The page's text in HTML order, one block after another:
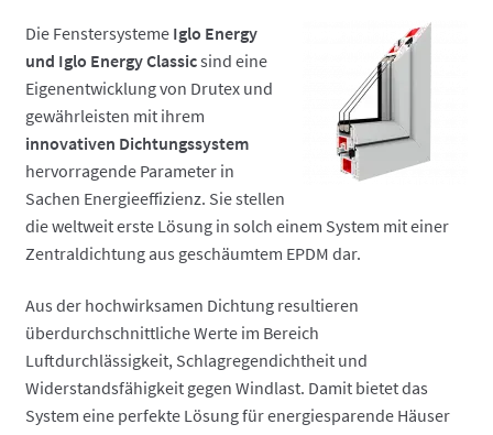
Die Fenstersysteme Iglo Energy
und Iglo Energy Classicsind eine
Eigenentwicklung von Drutex und
gewährleisten mit ihrem
innovativen Dichtungssystem
hervorragende Parameter in
Sachen Energieeffizienz. Sie stellen
die weltweit erste Lösung in solch einem System mit einer
Zentraldichtung aus geschäumtem EPDM dar.
Aus der hochwirksamen Dichtung resultieren
überdurchschnittliche Werte im Bereich
Luftdurchlässigkeit, Schlagregendichtheit und
Widerstandsfähigkeit gegen Windlast. Damit bietet das
System eine perfekte Lösung für energiesparende Häuser